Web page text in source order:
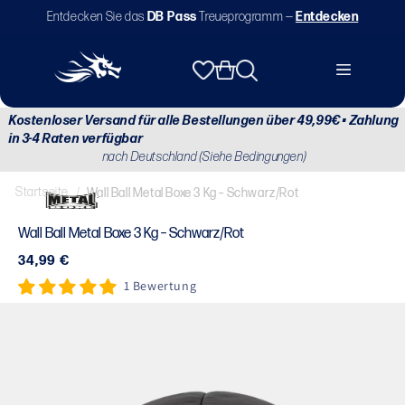
zumEntdecken Sie das DB PassTreueprogramm — Entdecken
Warenkorb
Kostenloser Versand für alle Bestellungen über 49,99€ • Zahlung
in 3-4 Raten verfügbar
nach Deutschland (Siehe Bedingungen)
Startseite / Wall Ball Metal Boxe 3 Kg – Schwarz/Rot
Wall Ball Metal Boxe 3 Kg – Schwarz/Rot
Normaler
Preis
34,99 €
1 Bewertung